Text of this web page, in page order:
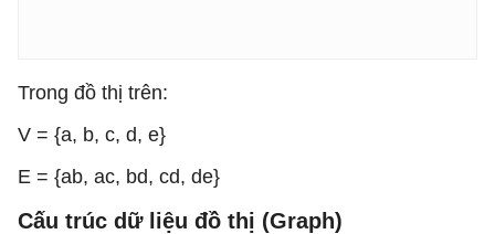
Trong đồ thị trên:
V = {a, b, c, d, e}
E = {ab, ac, bd, cd, de}
Cấu trúc dữ liệu đồ thị (Graph)